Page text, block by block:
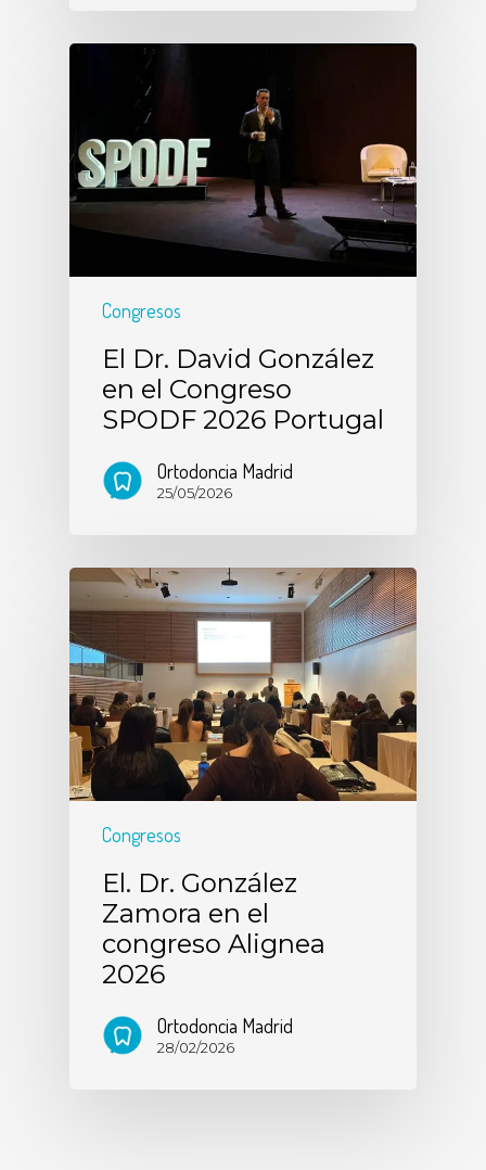
Congresos
El Dr. David González
en el Congreso
SPODF 2026 Portugal
Ortodoncia Madrid
25/05/2026
Congresos
El. Dr. González
Zamora en el
congreso Alignea
2026
Ortodoncia Madrid
28/02/2026